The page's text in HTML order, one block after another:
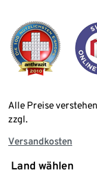
Alle Preise
zzgl.
Versandkosten
Land wählen